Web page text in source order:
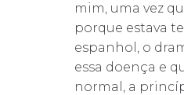
mim, uma vez
porque estava
espanhol, o
essa doença e
normal, a